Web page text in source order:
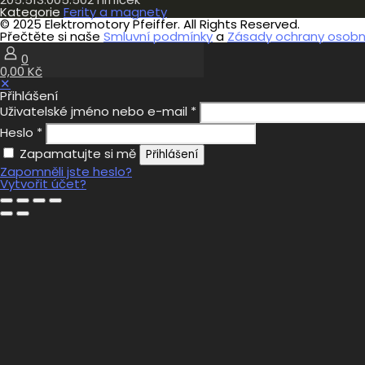
Kategorie Ferity a magnety
© 2025 Elektromotory Pfeiffer. All Rights Reserved.
Přečtěte si naše Smluvní podmínkya Zásady ochrany
0
0,00 Kč
✕
Přihlášení
Uživatelské jméno nebo e-mail *
Heslo *
Zapamatujte si mě
Přihlášení
Zapomněli jste heslo?
Vytvořit účet?